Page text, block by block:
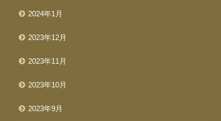
2024年1月
2023年12月
2023年11月
2023年10月
2023年9月